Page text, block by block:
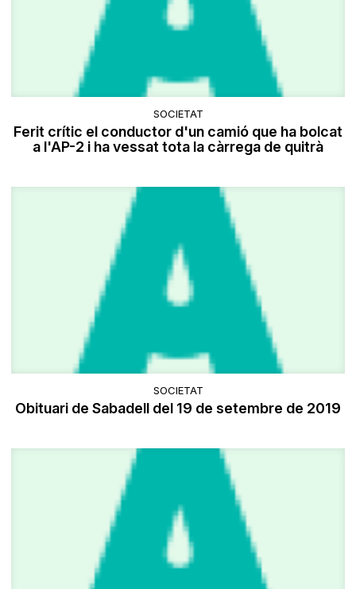
SOCIETAT
Ferit crític el conductor d'un camió que ha bolcat
a l'AP-2 i ha vessat tota la càrrega de quitrà
SOCIETAT
Obituari de Sabadell del 19 de setembre de 2019